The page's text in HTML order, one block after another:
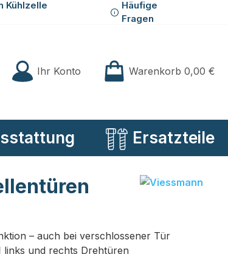
Kühlzelle
Häufige
Fragen
hast 0 Produkte auf der Merkliste
Ihr Konto Warenkorb 0,00 €
Ersatzteile
– auch bei verschlossener Tür
links und rechts Drehtüren